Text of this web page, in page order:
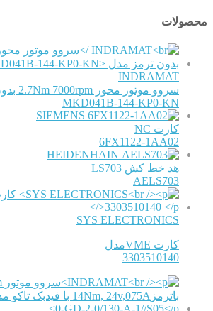
محصولات
INDRAMAT
سروو موتور محور 2.7Nm 7000rpm بدون ترمز مدل
MKD041B-144-KP0-KN
SIEMENS
کارت NC
6FX1122-1AA02
HEIDENHAIN
هد خط کش LS703
AELS703
SYS ELECTRONICS
کارت VMEمدل
3303510140